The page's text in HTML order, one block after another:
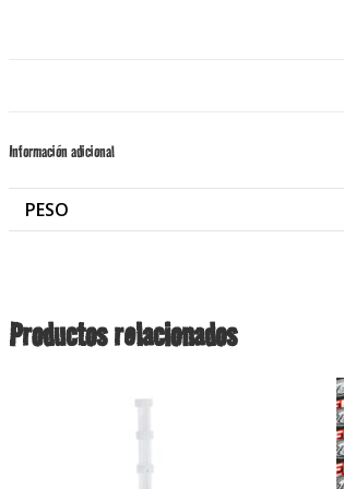
Información adicional
PESO
Productos relacionados